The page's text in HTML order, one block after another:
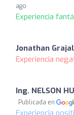
ago
Experiencia
Jonathan
Experiencia
Ing. NELSON
Publicada en
Experiencia